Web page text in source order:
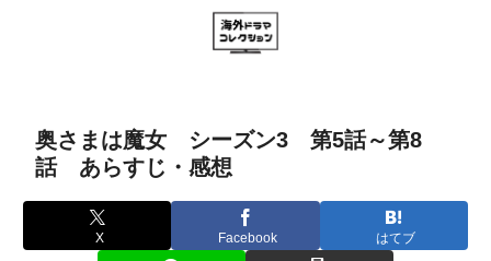
奥さまは魔女 シーズン3 第5話～第8
話 あらすじ・感想
X Facebook はてブ